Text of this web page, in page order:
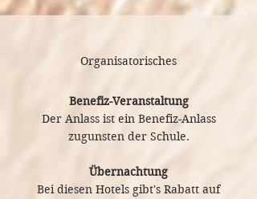
Organisatorisches
Benefiz-Veranstaltung
Der Anlass ist ein Benefiz-Anlass
zugunsten der Schule.
Übernachtung
Bei diesen Hotels gibt's Rabatt auf